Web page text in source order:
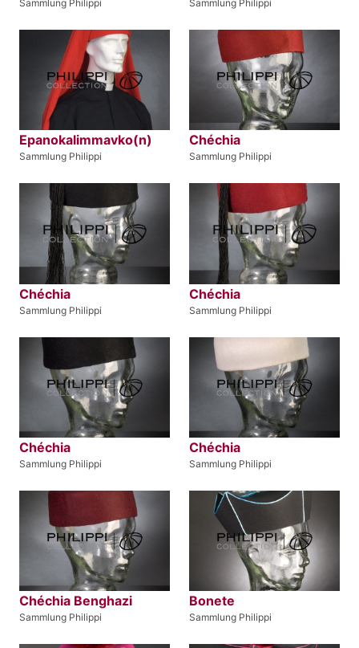
Sammlung Philippi Sammlung Philippi
Epanokalimmavko(n)
Sammlung Philippi
Chéchia
Sammlung Philippi
Chéchia
Sammlung Philippi
Chéchia
Sammlung Philippi
Chéchia
Sammlung Philippi
Chéchia
Sammlung Philippi
Chéchia Benghazi
Sammlung Philippi
Bonete
Sammlung Philippi